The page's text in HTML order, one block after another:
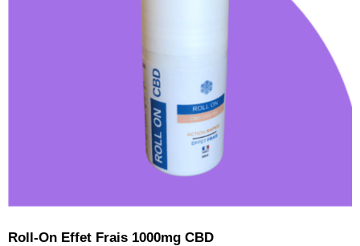
Roll-On Effet Frais 1000mg CBD